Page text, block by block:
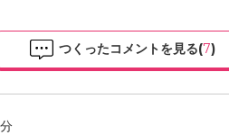
つくったコメントを見る(7)